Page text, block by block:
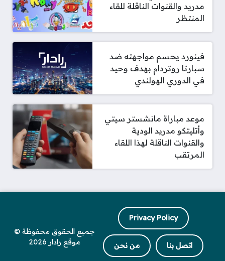
مدريد والقنوات الناقلة للقاء
المنتظر
فينورد يحسم مواجهته ضد
سبارتا روتردام بهدف وحيد
في الدوري الهولندي
موعد مباراة مانشستر سيتي
وأتليتكو مدريد الودية
والقنوات الناقلة لهذا اللقاء
المرتقب
Privacy Policy
اتصل بنا من نحن
جميع الحقوق محفوظة ©
موقع رادار 2026